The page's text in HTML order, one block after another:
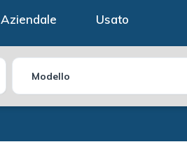
Aziendale Usato
Modello